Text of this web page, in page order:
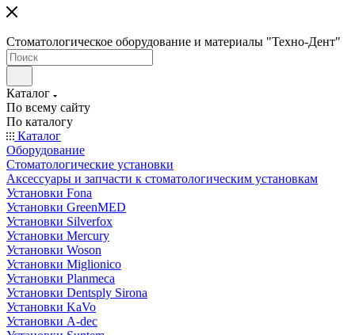
Стоматологическое оборудование и материалы "Техно-Дент"
Каталог
По всему сайту
По каталогу
Каталог
Оборудование
Стоматологические установки
Аксессуары и запчасти к стоматологическим установкам
Установки Fona
Установки GreenMED
Установки Silverfox
Установки Mercury
Установки Woson
Установки Miglionico
Установки Planmeca
Установки Dentsply Sirona
Установки KaVo
Установки A-dec